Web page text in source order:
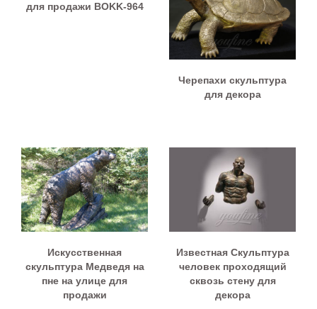
для продажи BOKK-964
Черепахи скульптура
для декора
Искусственная
скульптура Медведя на
пне на улице для
продажи
Известная Скульптура
человек проходящий
сквозь стену для
декора